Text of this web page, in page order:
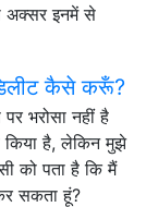
अक्सर इनमें से
कैसे करूँ?
भरोसा नहीं है
है, लेकिन मुझे
को पता है कि मैं
सकता हूं?